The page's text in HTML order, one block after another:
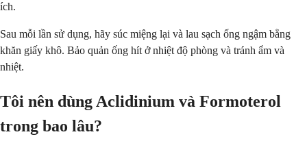
ích.
Sau mỗi lần sử dụng, hãy súc miệng lại và lau sạch ống ngậm bằng
khăn giấy khô. Bảo quản ống hít ở nhiệt độ phòng và tránh ẩm và
nhiệt.
Tôi nên dùng Aclidinium và Formoterol
trong bao lâu?